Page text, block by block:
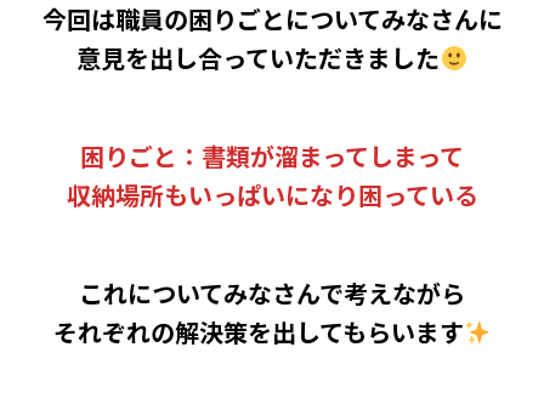
今回は職員の困りごとについてみなさんに
意見を出し合っていただきました
困りごと：書類が溜まってしまって
収納場所もいっぱいになり困っている
これについてみなさんで考えながら
それぞれの解決策を出してもらいます